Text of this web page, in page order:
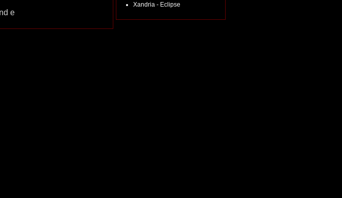
e
Xandria - Eclipse